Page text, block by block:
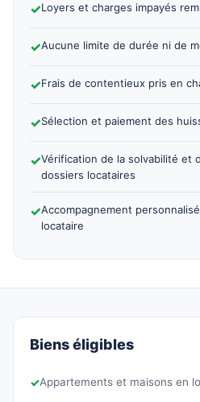
✓Loyers et charges impayés
✓Aucune limite de durée ni de
✓Frais de contentieux pris en
✓Sélection et paiement des
✓Vérification de la solvabilité et
dossiers locataires
✓Accompagnement
locataire
Biens éligibles
✓Appartements et maisons en